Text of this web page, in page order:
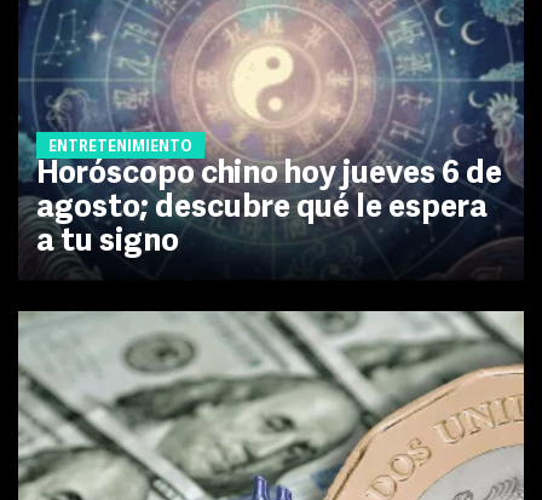
ENTRETENIMIENTO
Horóscopo chino hoy jueves 6 de
agosto; descubre qué le espera
a tu signo